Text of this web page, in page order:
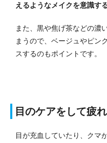
えるようなメイクを意識す
また、黒や焦げ茶などの濃
まうので、ベージュやピン
スするのもポイントです。
目のケアをして疲
目が充血していたり、クマ